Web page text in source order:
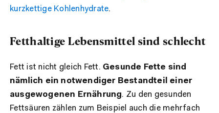
kurzkettige Kohlenhydrate.
Fetthaltige Lebensmittel sind schlecht
Fett ist nicht gleich Fett. Gesunde Fette sind
nämlich ein notwendiger Bestandteil einer
ausgewogenen Ernährung. Zu den gesunden
Fettsäuren zählen zum Beispiel auch die mehrfach